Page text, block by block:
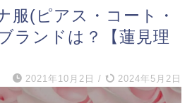
服(ピアス・コート・
ランドは？【蓮見理
2021年10月2日 / 2024年5月2日